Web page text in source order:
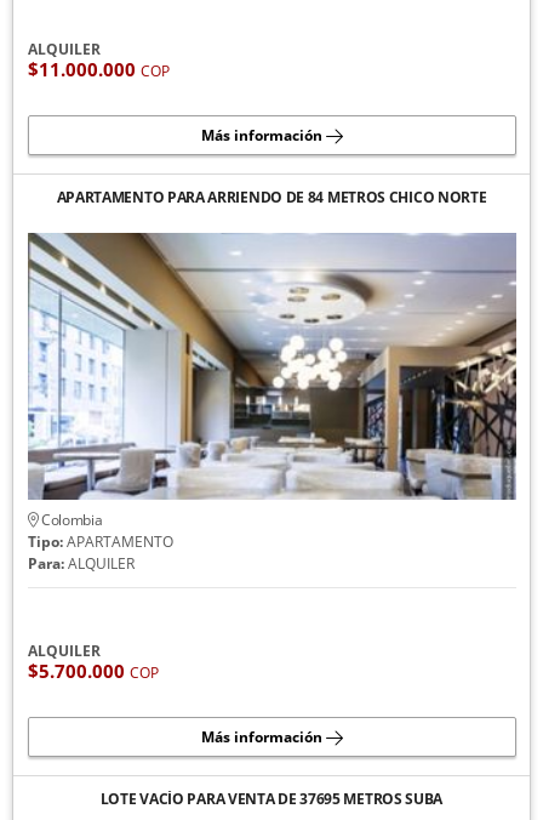
ALQUILER
$11.000.000 COP
Más información
APARTAMENTO PARA ARRIENDO DE 84 METROS CHICO NORTE
Colombia
Tipo:APARTAMENTO
Para:ALQUILER
ALQUILER
$5.700.000 COP
Más información
LOTE VACÍO PARA VENTA DE 37695 METROS SUBA